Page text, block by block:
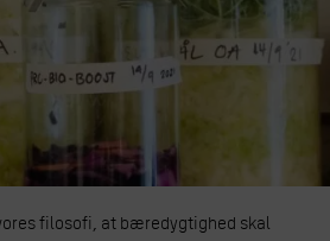
filosofi, at bæredygtighed skal